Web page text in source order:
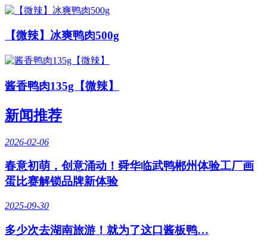
【微辣】冰爽鸭肉500g
酱香鸭肉135g【微辣】
新闻推荐
2026-02-06
春意初萌，创意涌动！舜华临武鸭郴州体验工厂画
蛋比赛解锁品牌新体验
2025-09-30
多少次去湖南旅游！就为了这口酱板鸭…